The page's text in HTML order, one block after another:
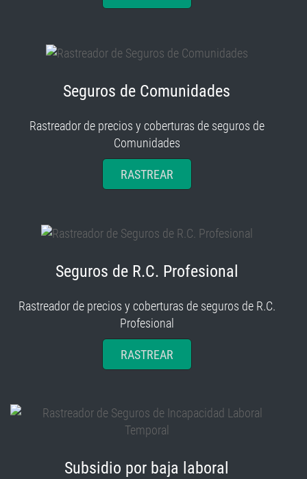
Seguros de Comunidades
Rastreador de precios y coberturas de seguros de
Comunidades
RASTREAR
Seguros de R.C. Profesional
Rastreador de precios y coberturas de seguros de R.C.
Profesional
RASTREAR
Subsidio por baja laboral